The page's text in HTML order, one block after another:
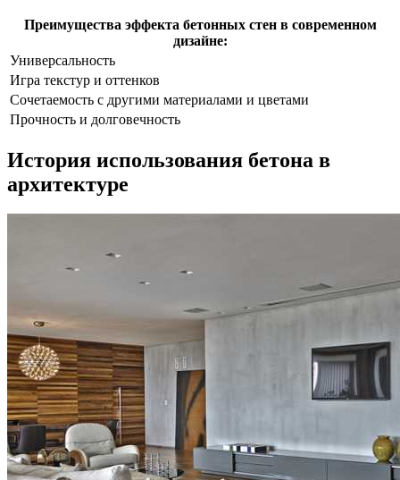
Преимущества эффекта бетонных стен в современном
дизайне:
Универсальность
Игра текстур и оттенков
Сочетаемость с другими материалами и цветами
Прочность и долговечность
История использования бетона в
архитектуре